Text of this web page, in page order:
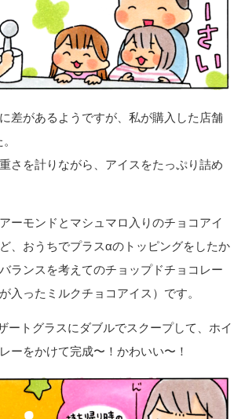
差があるようですが、私が購入した店舗
さを計りながら、アイスをたっぷり詰め
ーモンドとマシュマロ入りのチョコアイ
、おうちでプラスαのトッピングをしたか
ランスを考えてのチョップドチョコレー
入ったミルクチョコアイス）です。
ートグラスにダブルでスクープして、ホイ
ーをかけて完成〜！かわいい〜！